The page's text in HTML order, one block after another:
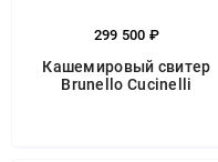
299 500 ₽
Кашемировый свитер
Brunello Cucinelli